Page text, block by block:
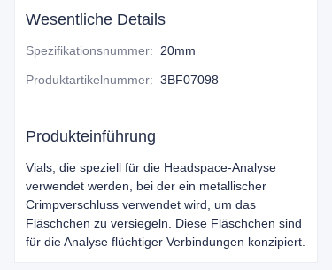
Wesentliche Details
Spezifikationsnummer: 20mm
Produktartikelnummer: 3BF07098
Produkteinführung
Vials, die speziell für die Headspace-Analyse
verwendet werden, bei der ein metallischer
Crimpverschluss verwendet wird, um das
Fläschchen zu versiegeln. Diese Fläschchen sind
für die Analyse flüchtiger Verbindungen konzipiert.